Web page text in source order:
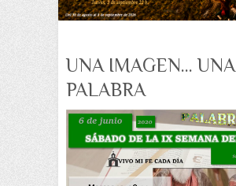
UNA IMAGEN… UNA
PALABRA